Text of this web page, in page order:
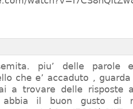
piu’ delle parole
che e’ accaduto , guarda
a trovare delle risposte
il buon gusto di